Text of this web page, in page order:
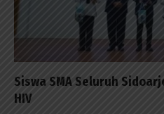
Siswa SMA Seluruh
HIV